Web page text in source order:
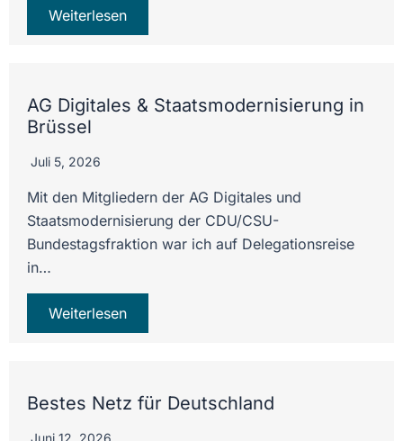
Weiterlesen
AG Digitales & Staatsmodernisierung in
Brüssel
Juli 5, 2026
Mit den Mitgliedern der AG Digitales und
Staatsmodernisierung der CDU/CSU-
Bundestagsfraktion war ich auf Delegationsreise
in…
Weiterlesen
Bestes Netz für Deutschland
Juni 12, 2026